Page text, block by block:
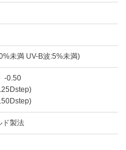
未満 UV-B波:5%未満)
-0.50
ド製法